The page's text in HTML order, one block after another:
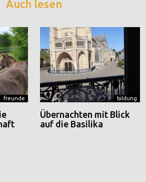
Auch lesen
freunde bildung
Übernachten mit Blick
auf die Basilika